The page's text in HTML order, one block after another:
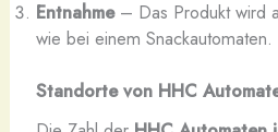
Entnahme– Das Produkt wird
wie bei einem Snackautomaten.
Standorte von HHC